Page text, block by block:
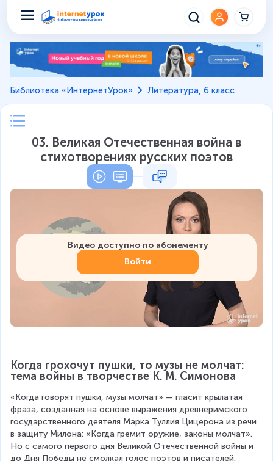
Библиотека «ИнтернетУрок» Литература, 6 класс
03. Великая Отечественная война в
стихотворениях русских поэтов
Видео доступно по абонементу
Войти
Когда грохочут пушки, то музы не молчат:
тема войны в творчестве К. М. Симонова
«Когда говорят пушки, музы молчат» — гласит крылатая
фраза, созданная на основе выражения древнеримского
государственного деятеля Марка Туллия Цицерона из речи
в защиту Милона: «Когда гремит оружие, законы молчат».
Но с самого первого дня Великой Отечественной войны и
до Дня Победы не смолкал голос поэтов и писателей.